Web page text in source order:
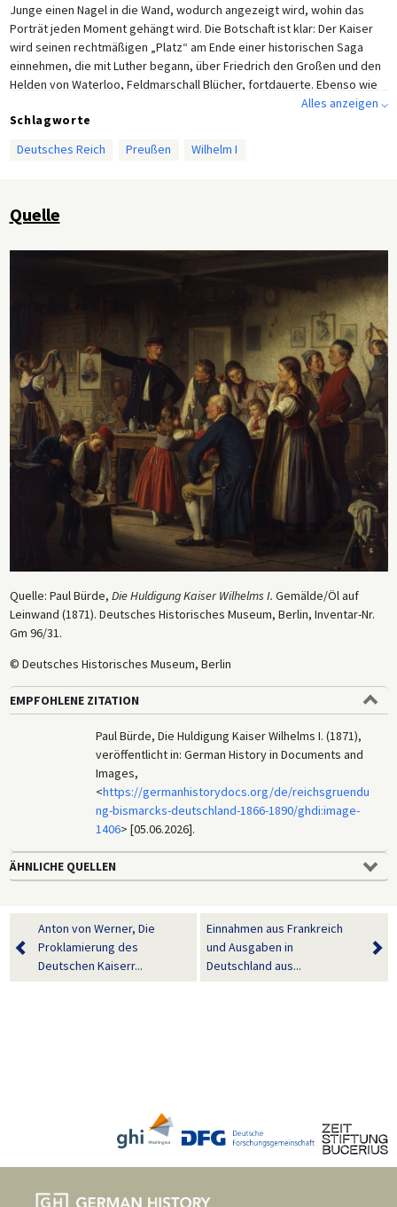
Junge einen Nagel in die Wand, wodurch angezeigt wird, wohin das
Porträt jeden Moment gehängt wird. Die Botschaft ist klar: Der Kaiser
wird seinen rechtmäßigen „Platz“ am Ende einer historischen Saga
einnehmen, die mit Luther begann, über Friedrich den Großen und den
Helden von Waterloo, Feldmarschall Blücher, fortdauerte. Ebenso wie
Luther in die Personifizierung des deutschen Geistes verwandelt
wurde, als er die katholische Hierarchie und Rom anprangerte, so ist
Napoleon III. vom preußischen König zum deutschen Kaiser verwandelt
angemessene Erfüllung gebracht haben.
Alles anzeigen ⌵
Schlagworte
Deutsches Reich
Preußen Wilhelm I
Quelle
Quelle: Paul Bürde, Die Huldigung Kaiser Wilhelms I. Gemälde/Öl auf
Leinwand (1871). Deutsches Historisches Museum, Berlin, Inventar-Nr.
Gm 96/31.
© Deutsches Historisches Museum, Berlin
EMPFOHLENE ZITATION
Paul Bürde, Die Huldigung Kaiser Wilhelms I. (1871),
veröffentlicht in: German History in Documents and
Images,
<https://germanhistorydocs.org/de/reichsgruendu
ng-bismarcks-deutschland-1866-1890/ghdi:image-
1406> [05.06.2026].
ÄHNLICHE QUELLEN
Anton von Werner, Die
Proklamierung des
Deutschen Kaiserr...
Einnahmen aus Frankreich
und Ausgaben in
Deutschland aus...